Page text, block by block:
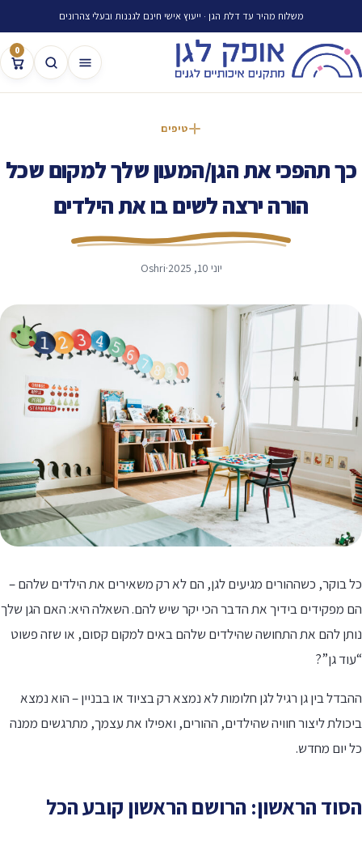
משלוח מהיר עד דלת הגן · ייעוץ אישי חינם לגננות ובעלי צהרונים
0
טיפים
כך תהפכי את הגן/המעון שלך למקום שכל
הורה ירצה לשים בו את הילדים
יוני 10, 2025 ·
Oshri
בוקר, כשההורים מגיעים לגן, הם לא רק משאירים את הילדים שלהם –
מפקידים בידיך את הדבר הכי יקר שיש להם. השאלה היא: האם הגן שלך
להם את התחושה שהילדים שלהם באים למקום קסום, או שזה פשוט
גן”?
בין גן רגיל לגן חלומות לא נמצא רק בציוד או בבניין – הוא נמצא
ליצור חוויה שהילדים, ההורים, ואפילו את עצמך, מתרגשים ממנה
יום מחדש.
הראשון: הרושם הראשון קובע הכל